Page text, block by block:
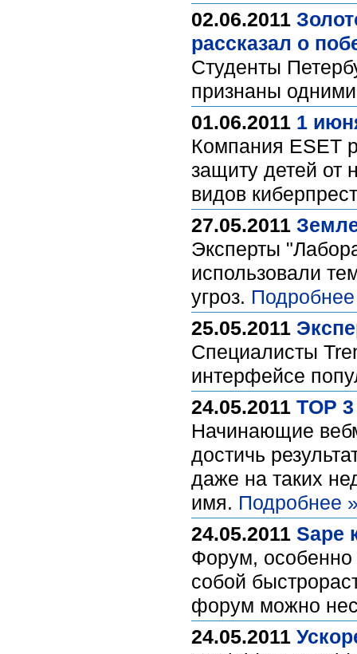
02.06.2011
рассказал о
Студенты
признаны
01.06.2011 1
Компания ESET
защиту детей от
видов
27.05.2011
Эксперты
использовали
угроз.
25.05.2011
Специалисты
интерфейсе
24.05.2011 TOP
Начинающие
достичь
даже на таких
имя. Подробнее
24.05.2011 Sape
Форум,
собой
форум можно
24.05.2011